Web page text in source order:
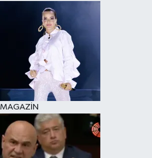
MAGAZİN